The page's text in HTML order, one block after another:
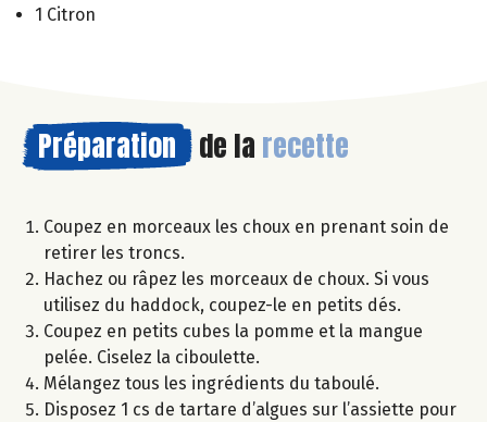
1 Citron
Préparation de la recette
Coupez en morceaux les choux en prenant soin de
retirer les troncs.
Hachez ou râpez les morceaux de choux. Si vous
utilisez du haddock, coupez-le en petits dés.
Coupez en petits cubes la pomme et la mangue
pelée. Ciselez la ciboulette.
Mélangez tous les ingrédients du taboulé.
Disposez 1 cs de tartare d’algues sur l’assiette pour